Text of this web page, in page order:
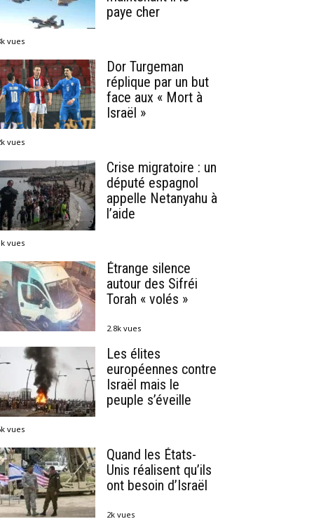
paye cher
vues
Dor Turgeman
réplique par un but
face aux « Mort à
Israël »
vues
Crise migratoire : un
député espagnol
appelle Netanyahu à
l’aide
vues
Étrange silence
autour des Sifréi
Torah « volés »
2.8k vues
Les élites
européennes contre
Israël mais le
peuple s’éveille
vues
Quand les États-
Unis réalisent qu’ils
ont besoin d’Israël
2k vues